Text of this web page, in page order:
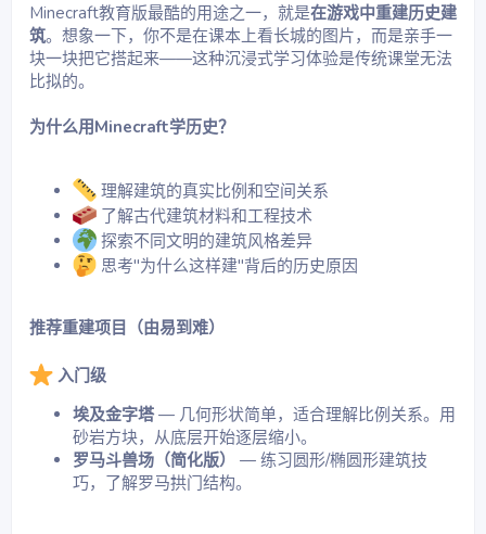
Minecraft教育版最酷的用途之一，就是在游戏中重建历史建
筑。想象一下，你不是在课本上看长城的图片，而是亲手一
块一块把它搭起来——这种沉浸式学习体验是传统课堂无法
比拟的。
为什么用Minecraft学历史？
理解建筑的真实比例和空间关系
了解古代建筑材料和工程技术
探索不同文明的建筑风格差异
思考"为什么这样建"背后的历史原因
推荐重建项目（由易到难）
入门级
埃及金字塔— 几何形状简单，适合理解比例关系。用
砂岩方块，从底层开始逐层缩小。
罗马斗兽场（简化版）
— 练习圆形/椭圆形建筑技
巧，了解罗马拱门结构。